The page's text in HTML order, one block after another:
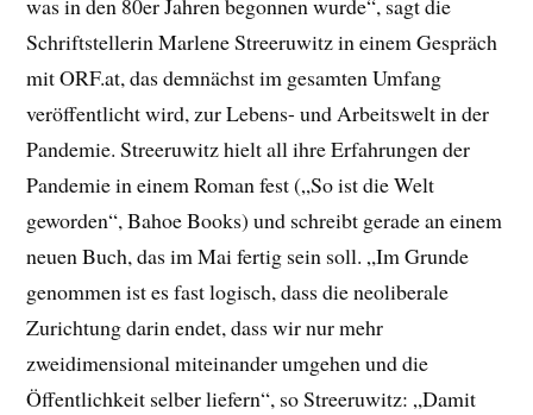
Schriftstellerin Marlene Streeruwitz in einem Gespräch
mit ORF.at, das demnächst im gesamten Umfang
veröffentlicht wird, zur Lebens- und Arbeitswelt in der
Pandemie. Streeruwitz hielt all ihre Erfahrungen der
Pandemie in einem Roman fest („So ist die Welt
geworden“, Bahoe Books) und schreibt gerade an einem
neuen Buch, das im Mai fertig sein soll. „Im Grunde
genommen ist es fast logisch, dass die neoliberale
Zurichtung darin endet, dass wir nur mehr
zweidimensional miteinander umgehen und die
Öffentlichkeit selber liefern“, so Streeruwitz: „Damit